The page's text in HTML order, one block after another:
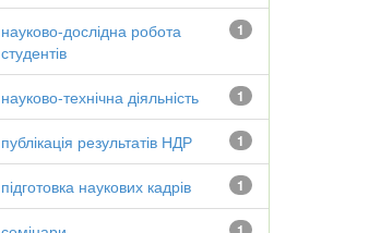
1
науково-дослідна робота
студентів
1
науково-технічна діяльність
1
публікація результатів НДР
1
підготовка наукових кадрів